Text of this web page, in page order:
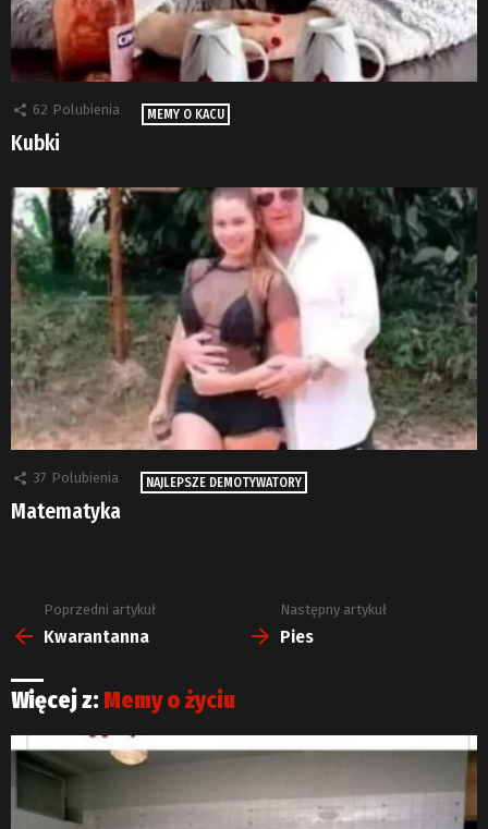
62 Polubienia MEMY O KACU
Kubki
37 Polubienia NAJLEPSZE DEMOTYWATORY
Matematyka
Zobacz
więcej
Poprzedni artykuł
Kwarantanna
Następny artykuł
Pies
Więcej z: Memy o życiu